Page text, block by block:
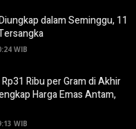
dalam Seminggu, 11
WIB
Ribu per Gram di Akhir
Harga Emas Antam,
WIB